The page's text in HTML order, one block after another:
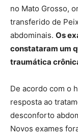
no Mato Grosso,
transferido de
abdominais. Os
constataram um
traumática
De acordo com o
resposta ao
desconforto
Novos exames